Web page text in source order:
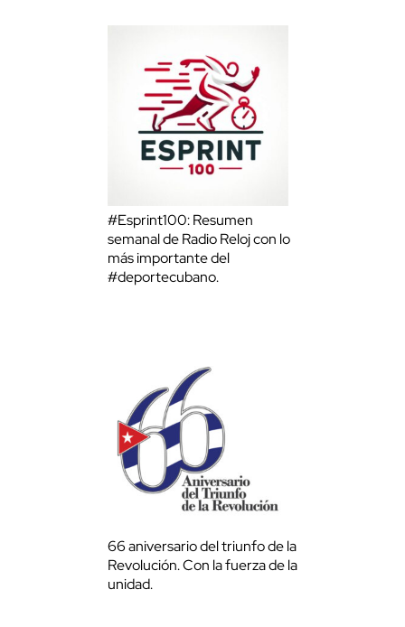
#Esprint100: Resumen
semanal de Radio Reloj con lo
más importante del
#deportecubano.
66 aniversario del triunfo de la
Revolución. Con la fuerza de la
unidad.